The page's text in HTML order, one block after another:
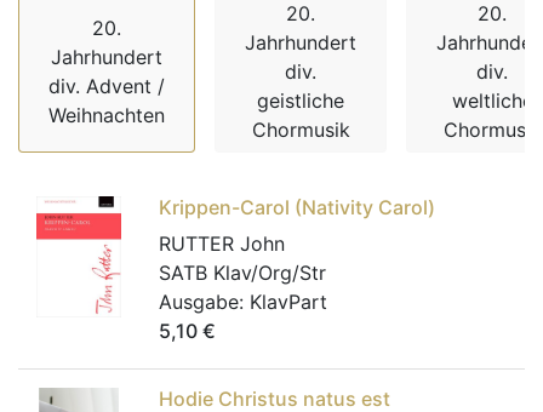
20.
Jahrhundert
div. Advent /
Weihnachten
20.
Jahrhundert
div.
geistliche
Chormusik
20.
div.
weltliche
Chormusik
Krippen-Carol (Nativity Carol)
RUTTER John
SATB Klav/Org/Str
Ausgabe: KlavPart
5,10 €
Hodie Christus natus est